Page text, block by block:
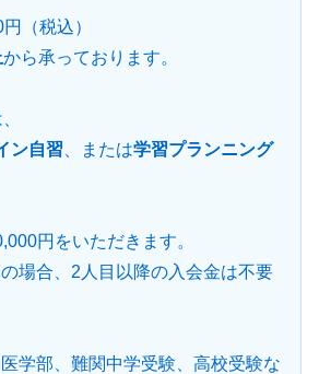
（税込）
から承っております。
ン自習 、または学習プランニング
円をいただきます。
場合、2人目以降の入会金は不要
学部、難関中学受験、高校受験な